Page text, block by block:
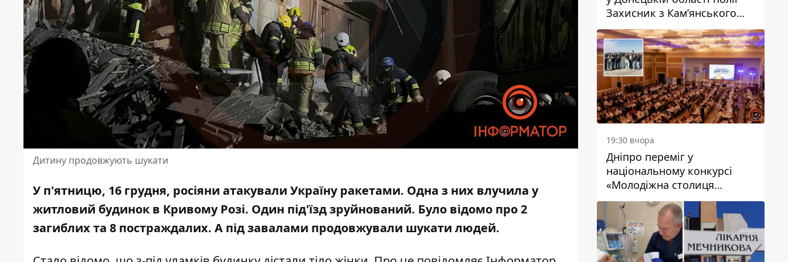
Дитину продовжують шукати
У п'ятницю, 16 грудня, росіяни атакували Україну ракетами. Одна з них влучила у
житловий будинок в Кривому Розі. Один під'їзд зруйнований. Було відомо про2
загиблих та 8 постраждалих. А під завалами продовжували шукати людей.
Захисник з Кам’янського
Антон Красовський
19:30 вчора
Дніпро переміг у
національному конкурсі
«Молодіжна столиця
України – 2026»